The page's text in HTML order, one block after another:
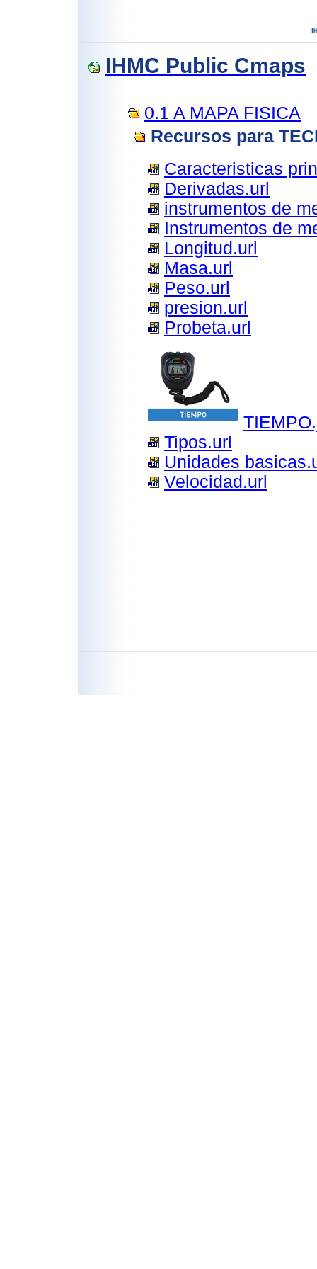
IHMC Public Cmaps
0.1 A MAPA FISICA
Recursos para
Caracteristicas
Derivadas.url
instrumentos de
Instrumentos de
Longitud.url
Masa.url
Peso.url
presion.url
Probeta.url
Tipos.url
Unidades
Velocidad.url